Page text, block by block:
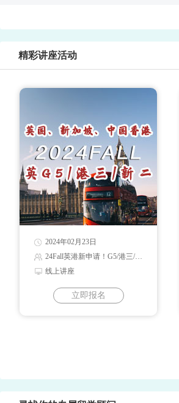
精彩讲座活动
2024年02月23日
24Fall英港新申请！G5/港三/新二录取解读
线上讲座
立即报名